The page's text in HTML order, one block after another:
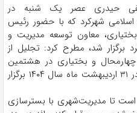
حیدری عصر یک شنبه در
شهرکرد که با حضور رئیس
معاون توسعه مدیریت و
برگزار شد، مطرح کرد: تجلیل از
و بختیاری در هشتمین
نکوداشت و هفته فرهنگی شهرکرد در ۳۱ اردیبهشت ماه سال ۱۴۰۴ برگزار
تا مدیریت‌شهری با بسترسازی